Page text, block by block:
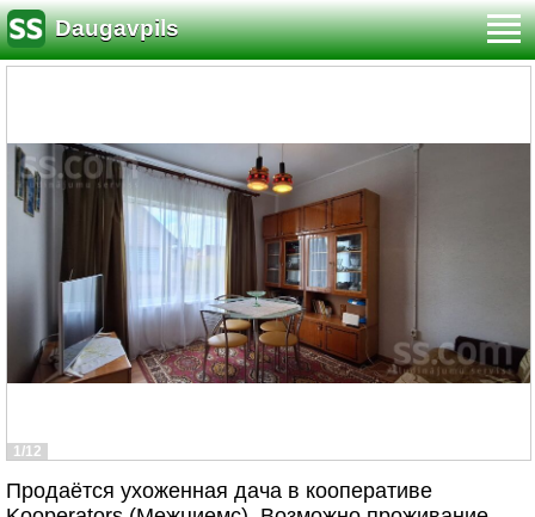
Daugavpils
1/12
Продаётся ухоженная дача в кооперативе